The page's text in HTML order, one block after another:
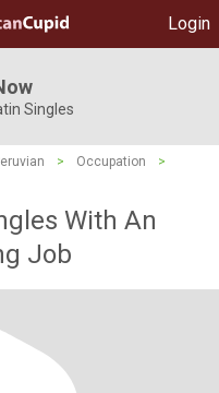
Login
Singles
> Occupation
>
With An
Job